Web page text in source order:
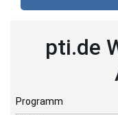
pti.de
Programm